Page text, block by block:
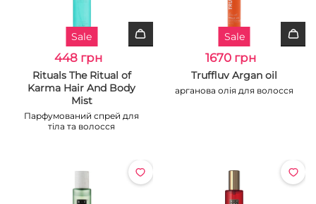
Sale
448 грн
Rituals The Ritual of
Karma Hair And Body
Mist
Парфумований спрей для
тіла та волосся
Sale
1670 грн
Truffluv Argan oil
арганова олія для волосся